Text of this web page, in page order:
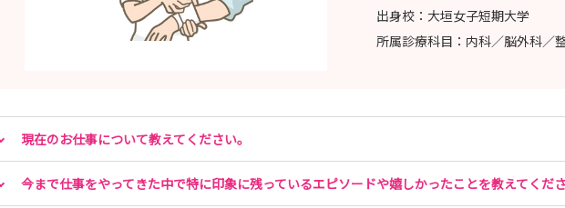
出身校： 大垣女子短期大学
所属診療科目： 内科／脳外科／
現在のお仕事について教えてください。
今まで仕事をやってきた中で特に印象に残っているエピソードや嬉しかったことを教えてくだ